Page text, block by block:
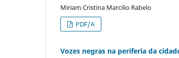
Miriam Cristina Marcilio Rabelo
PDF/A
Vozes negras na periferia da